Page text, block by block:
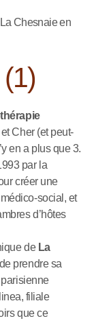
Chesnaie en
Cher (et peut-
en a plus que 3.
par la
créer une
social, et
d’hôtes
de La
prendre sa
parisienne
filiale
que ce